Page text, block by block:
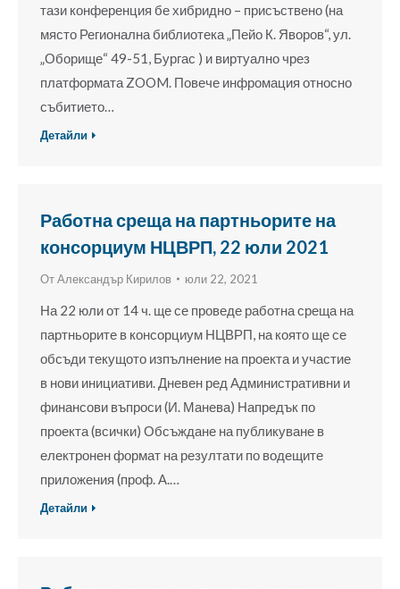
тази конференция бе хибридно – присъствено (на
място Регионална библиотека „Пейо К. Яворов“, ул.
„Оборище“ 49-51, Бургас ) и виртуално чрез
платформата ZOOM. Повече инфромация относно
събитието…
Детайли
Работна среща на партньорите на
консорциум НЦВРП, 22 юли 2021
ОтАлександър Кирилов юли 22, 2021
На 22 юли от 14 ч. ще се проведе работна среща на
партньорите в консорциум НЦВРП, на която ще се
обсъди текущото изпълнение на проекта и участие
в нови инициативи. Дневен ред Административни и
финансови въпроси (И. Манева) Напредък по
проекта (всички) Обсъждане на публикуване в
електронен формат на резултати по водещите
приложения (проф. А.…
Детайли